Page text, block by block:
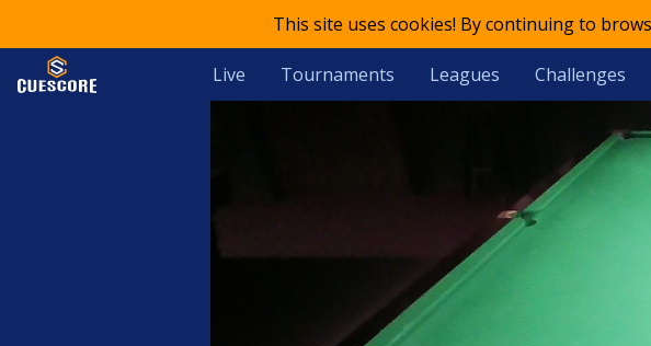
This site uses cookies! By continuing to
Live Tournaments Leagues Challenges